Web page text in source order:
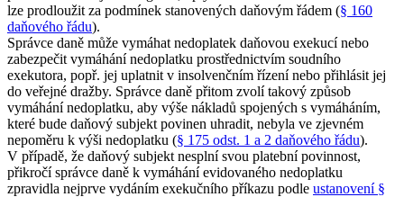
lze prodloužit za podmínek stanovených daňovým řádem (§ 160
daňového řádu).
Správce daně může vymáhat nedoplatek daňovou exekucí nebo
zabezpečit vymáhání nedoplatku prostřednictvím soudního
exekutora, popř. jej uplatnit v insolvenčním řízení nebo přihlásit jej
do veřejné dražby. Správce daně přitom zvolí takový způsob
vymáhání nedoplatku, aby výše nákladů spojených s vymáháním,
které bude daňový subjekt povinen uhradit, nebyla ve zjevném
nepoměru k výši nedoplatku (§ 175 odst. 1 a 2 daňového řádu).
V případě, že daňový subjekt nesplní svou platební povinnost,
přikročí správce daně k vymáhání evidovaného nedoplatku
zpravidla nejprve vydáním exekučního příkazu podle ustanovení §